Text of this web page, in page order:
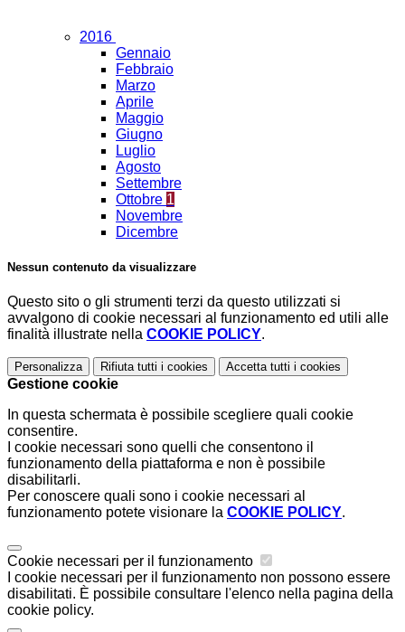
2016
Gennaio
Febbraio
Marzo
Aprile
Maggio
Giugno
Luglio
Agosto
Settembre
Ottobre 1
Novembre
Dicembre
Nessun contenuto da visualizzare
Questo sito o gli strumenti terzi da questo utilizzati si
avvalgono di cookie necessari al funzionamento ed utili alle
finalità illustrate nella COOKIE POLICY.
Personalizza Rifiuta tutti i cookies Accetta tutti i cookies
Gestione cookie
In questa schermata è possibile scegliere quali cookie
consentire.
I cookie necessari sono quelli che consentono il
funzionamento della piattaforma e non è possibile
disabilitarli.
Per conoscere quali sono i cookie necessari al
funzionamento potete visionare la COOKIE POLICY.
Cookie necessari per il funzionamento
I cookie necessari per il funzionamento non possono essere
disabilitati. È possibile consultare l'elenco nella pagina della
cookie policy.